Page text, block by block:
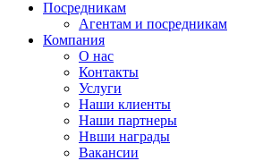
Посредникам
Агентам и посредникам
Компания
О нас
Контакты
Услуги
Наши клиенты
Наши партнеры
Нвши награды
Вакансии